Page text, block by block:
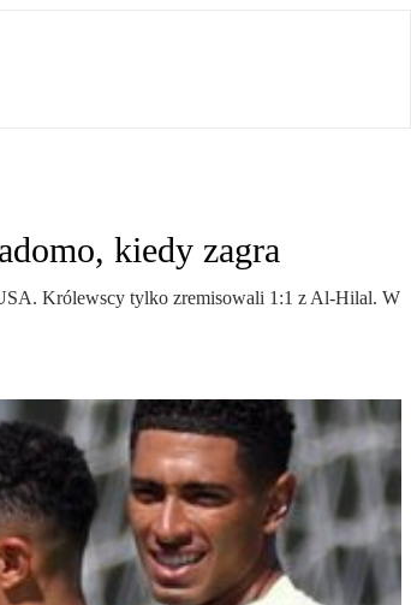
kiedy zagra
Królewscy tylko zremisowali 1:1 z Al-Hilal. W